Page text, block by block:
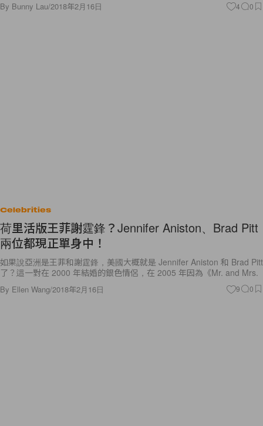
By Bunny Lau/2018年2月16日 4 0
Celebrities
荷里活版王菲謝霆鋒？Jennifer Aniston、Brad Pitt
兩位都現正單身中！
如果說亞洲是王菲和謝霆鋒，美國大概就是 Jennifer Aniston 和 Brad Pitt
了？這一對在 2000 年結婚的銀色情侶，在 2005 年因為《Mr. and Mrs.
By Ellen Wang/2018年2月16日 9 0